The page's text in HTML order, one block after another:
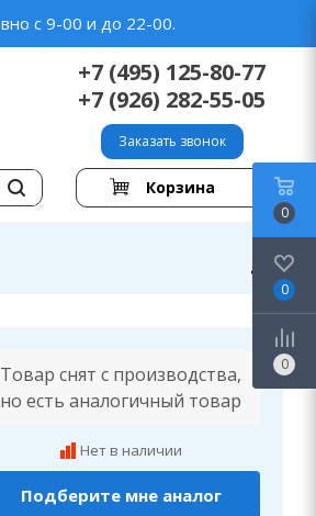
с 9-00 и до 22-00.
+7 (495) 125-80-77
+7 (926) 282-55-05
Заказать звонок
Корзина
Товар снят с производства,
но есть аналогичный товар
Нет в наличии
Подберите мне аналог
0
0
0